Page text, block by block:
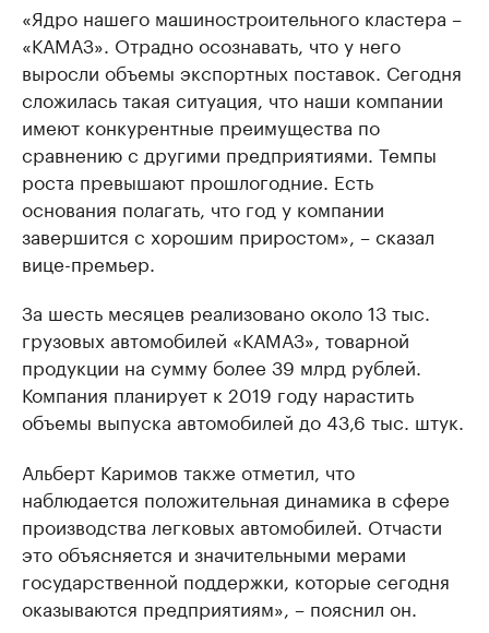
«Ядро нашего машиностроительного кластера –
«КАМАЗ». Отрадно осознавать, что у него
выросли объемы экспортных поставок. Сегодня
сложилась такая ситуация, что наши компании
имеют конкурентные преимущества по
сравнению с другими предприятиями. Темпы
роста превышают прошлогодние. Есть
основания полагать, что год у компании
завершится с хорошим приростом», – сказал
вице-премьер.
За шесть месяцев реализовано около 13 тыс.
грузовых автомобилей «КАМАЗ», товарной
продукции на сумму более 39 млрд рублей.
Компания планирует к 2019 году нарастить
объемы выпуска автомобилей до 43,6 тыс. штук.
Альберт Каримов также отметил, что
наблюдается положительная динамика в сфере
производства легковых автомобилей. Отчасти
это объясняется и значительными мерами
государственной поддержки, которые сегодня
оказываются предприятиям», – пояснил он.